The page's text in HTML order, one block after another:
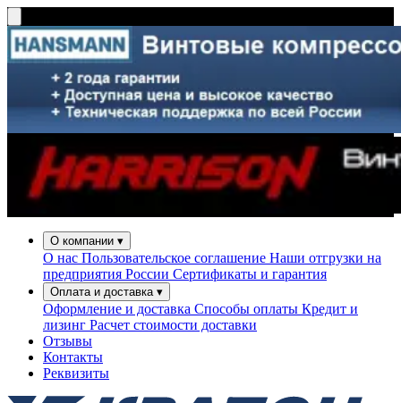
О компании ▾
О нас Пользовательское соглашение Наши отгрузки на
предприятия России Сертификаты и гарантия
Оплата и доставка ▾
Оформление и доставка Способы оплаты Кредит и
лизинг Расчет стоимости доставки
Отзывы
Контакты
Реквизиты